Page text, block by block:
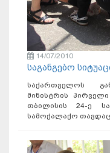
14/07/2010
საგანგებო
საქართველოს
მინისტრის
თბილისის 24-ე
სამოქალაქო